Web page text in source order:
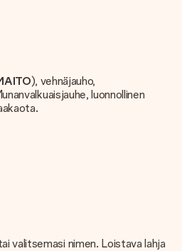
), vehnäjauho,
luonnollinen
valitsemasi nimen. Loistava lahja